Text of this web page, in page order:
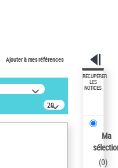
Ajouter à mes références
20
résultats/page
RÉCUPÉRER
LES
NOTICES
Ma
(0)